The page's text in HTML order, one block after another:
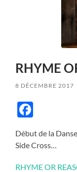
RHYME
8 DÉCEMBRE 2017
Début de la
Side Cross…
RHYME OR